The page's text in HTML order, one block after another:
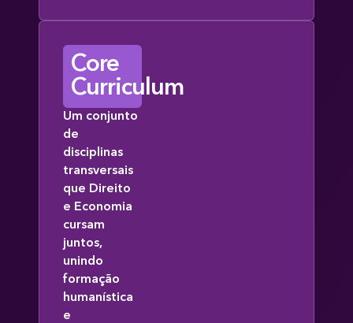
Core
Curriculum
Um conjunto
de
disciplinas
transversais
que Direito
e Economia
cursam
juntos,
unindo
formação
humanística
e